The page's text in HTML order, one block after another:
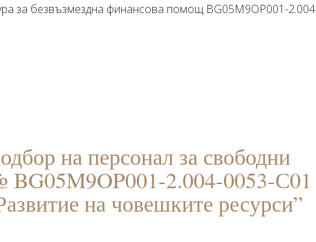
за безвъзмездна финансова помощ BG05M9OP001-2.004
на персонал за свободни
BG05M9OP001-2.004-0053-С01
на човешките ресурси”